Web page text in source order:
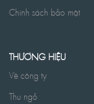
Chính sách bảo mật
THƯƠNG HIỆU
Về công ty
Thư ngỏ